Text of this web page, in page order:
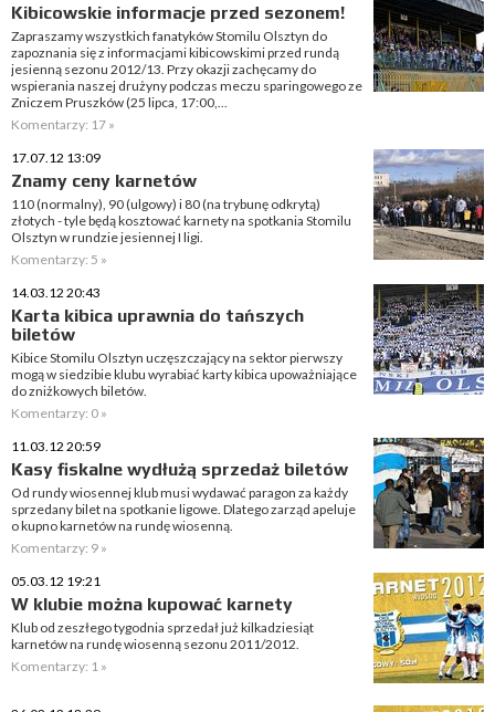
Kibicowskie informacje przed sezonem!
Zapraszamy wszystkich fanatyków Stomilu Olsztyn do
zapoznania się z informacjami kibicowskimi przed rundą
jesienną sezonu 2012/13. Przy okazji zachęcamy do
wspierania naszej drużyny podczas meczu sparingowego ze
Zniczem Pruszków (25 lipca, 17:00,...
Komentarzy: 17 »
17.07.12 13:09
Znamy ceny karnetów
110 (normalny), 90 (ulgowy) i 80 (na trybunę odkrytą)
złotych - tyle będą kosztować karnety na spotkania Stomilu
Olsztyn w rundzie jesiennej I ligi.
Komentarzy: 5 »
14.03.12 20:43
Karta kibica uprawnia do tańszych
biletów
Kibice Stomilu Olsztyn uczęszczający na sektor pierwszy
mogą w siedzibie klubu wyrabiać karty kibica upoważniające
do zniżkowych biletów.
Komentarzy: 0 »
11.03.12 20:59
Kasy fiskalne wydłużą sprzedaż biletów
Od rundy wiosennej klub musi wydawać paragon za każdy
sprzedany bilet na spotkanie ligowe. Dlatego zarząd apeluje
o kupno karnetów na rundę wiosenną.
Komentarzy: 9 »
05.03.12 19:21
W klubie można kupować karnety
Klub od zeszłego tygodnia sprzedał już kilkadziesiąt
karnetów na rundę wiosenną sezonu 2011/2012.
Komentarzy: 1 »